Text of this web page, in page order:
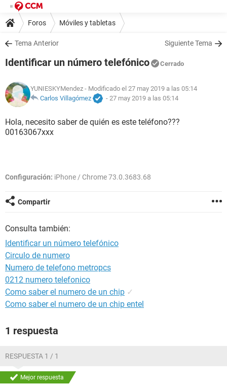
Foros Móviles y tabletas
Tema Anterior Siguiente Tema
Identificar un número telefónico Cerrado
YUNIESKYMendez - Modificado el 27 may 2019 a las 05:14
Carlos Villagómez
- 27 may 2019 a las 05:14
Hola, necesito saber de quién es este teléfono???
00163067xxx
Configuración: iPhone / Chrome 73.0.3683.68
Compartir
Consulta también:
Identificar un número telefónico
Circulo de numero
Numero de telefono metropcs
0212 numero telefonico
Como saber el numero de un chip ✓
Como saber el numero de un chip entel
1 respuesta
RESPUESTA 1 / 1
Mejor respuesta